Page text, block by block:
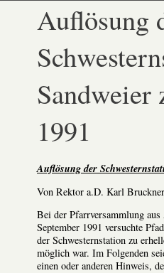
Auflösung
Sandweier
1991
Auflösung der
Von Rektor a.D. Karl
Bei der Pfarrversammlung
September 1991 versuchte
der Schwesternstation zu
möglich war. Im Folgenden
einen oder anderen Hinweis,